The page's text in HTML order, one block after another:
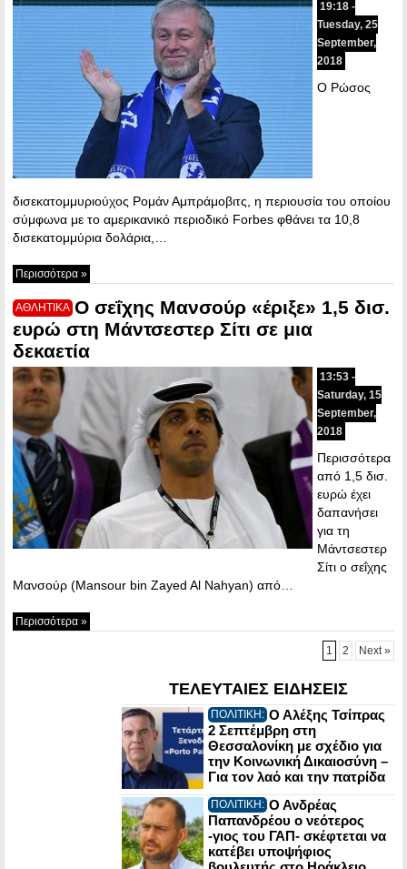
19:18 -
Tuesday, 25
September,
2018
Ο Ρώσος
δισεκατομμυριούχος Ρομάν Αμπράμοβιτς, η περιουσία του οποίου
σύμφωνα με το αμερικανικό περιοδικό Forbes φθάνει τα 10,8
δισεκατομμύρια δολάρια,…
Περισσότερα »
ΑΘΛΗΤΙΚΑ Ο σεΐχης Μανσούρ «έριξε» 1,5 δισ.
ευρώ στη Μάντσεστερ Σίτι σε μια
δεκαετία
13:53 -
Saturday, 15
September,
2018
Περισσότερα
από 1,5 δισ.
ευρώ έχει
δαπανήσει
για τη
Μάντσεστερ
Σίτι ο σεΐχης
Μανσούρ (Mansour bin Zayed Al Nahyan) από…
Περισσότερα »
1 2 Next »
ΤΕΛΕΥΤΑΙΕΣ ΕΙΔΗΣΕΙΣ
ΠΟΛΙΤΙΚΗ: Ο Αλέξης Τσίπρας
2 Σεπτέμβρη στη
Θεσσαλονίκη με σχέδιο για
την Κοινωνική Δικαιοσύνη –
Για τον λαό και την πατρίδα
ΠΟΛΙΤΙΚΗ: Ο Ανδρέας
Παπανδρέου ο νεότερος
-γιος του ΓΑΠ- σκέφτεται να
κατέβει υποψήφιος